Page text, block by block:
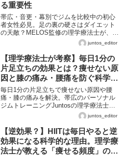
る重要性
帯広・音更・幕別でジムを比較中の初心
者女性必見。足の裏の硬さはダイエット
の天敵？MELOS監修の理学療法士が、正
しい歩行とボディメイクに欠かせない
「足裏ケア」を解説します。
juntos_editor
【理学療法士が考察】毎日1分の
片足立ちの効果とは？痩せない原
因と膝の痛み・腰痛を防ぐ科学的
アプローチ
毎日1分の片足立ちで痩せない原因や腰
痛・膝の痛みを解決。帯広のパーソナル
ジムトレーニングJuntosの理学療法士
が、40代女性や初心者の運動効率を高め
て一生歩ける体をつくる方法を解説。音
更、幕別、札内、芽室など十勝エリアで
ジムを比較検討中の方へ。
juntos_editor
【逆効果？】HIITは毎日やると逆
効果になる科学的な理由。理学療
法士が教える「痩せる頻度」の正